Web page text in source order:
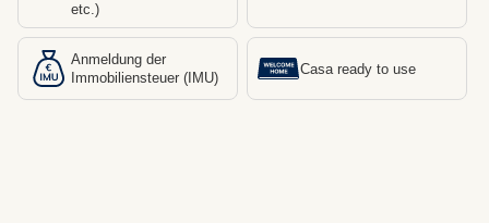
etc.)
Anmeldung der
Immobiliensteuer (IMU)
Casa ready to use